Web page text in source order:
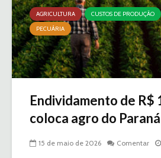
AGRICULTURA CUSTOS DE PRODUÇÃO
PECUÁRIA
Endividamento de R$
coloca agro do
15 de maio de 2026 Comentar